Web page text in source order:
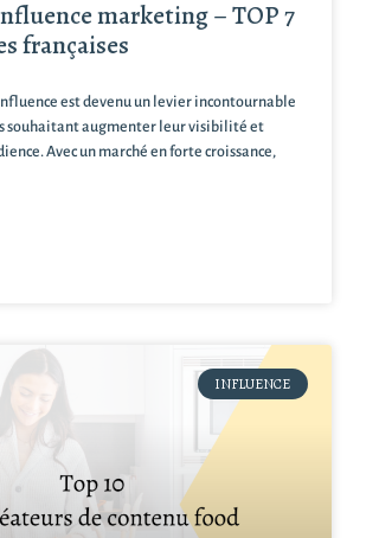
marketing – TOP 7
françaises
est devenu un levier incontournable
souhaitant augmenter leur visibilité et
Avec un marché en forte croissance,
INFLUENCE